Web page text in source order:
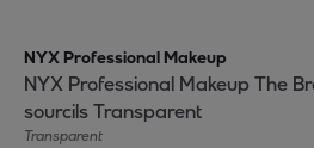
NYX Professional Makeup
NYX Professional Makeup The
sourcils Transparent
Transparent